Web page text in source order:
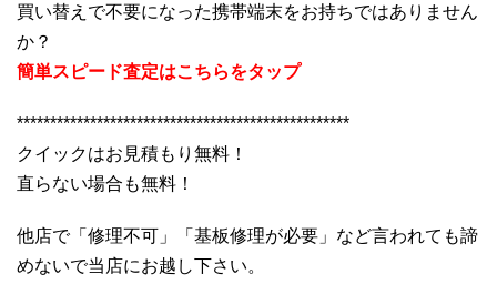
買い替えで不要になった携帯端末をお持ちではありません
か？
簡単スピード査定はこちらをタップ
**************************************************
クイックはお見積もり無料！
直らない場合も無料！
他店で「修理不可」「基板修理が必要」など言われても諦
めないで当店にお越し下さい。